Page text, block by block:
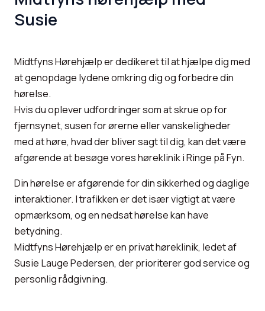
Susie
Midtfyns Hørehjælp er dedikeret til at hjælpe dig med
at genopdage lydene omkring dig og forbedre din
hørelse.
Hvis du oplever udfordringer som at skrue op for
fjernsynet, susen for ørerne eller vanskeligheder
med at høre, hvad der bliver sagt til dig, kan det være
afgørende at besøge vores høreklinik i Ringe på Fyn.
Din hørelse er afgørende for din sikkerhed og daglige
interaktioner. I trafikken er det især vigtigt at være
opmærksom, og en nedsat hørelse kan have
betydning.
Midtfyns Hørehjælp er en privat høreklinik, ledet af
Susie Lauge Pedersen, der prioriterer god service og
personlig rådgivning.